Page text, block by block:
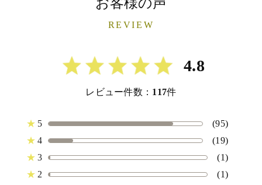
REVIEW
4.8
レビュー件数： 117件
★ 5
(95)
★ 4
(19)
★ 3
(1)
★ 2
(1)